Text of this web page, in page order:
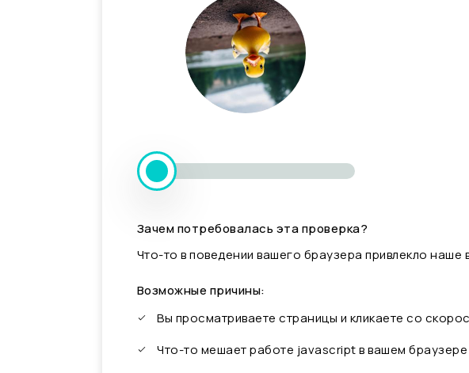
Зачем потребовалась эта проверка?
Что-то в поведении вашего браузера привлекло наше
Возможные причины:
Вы просматриваете страницы и кликаете со
Что-то мешает работе javascript в вашем браузере